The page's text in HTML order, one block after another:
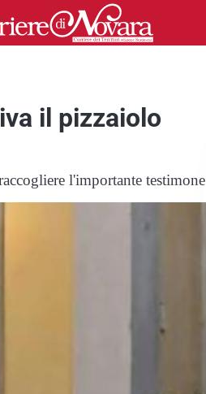
il pizzaiolo
l'importante testimone